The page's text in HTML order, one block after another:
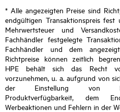
* Alle angezeigten Preise sind
endgültigen Transaktionspreis
Mehrwertsteuer und
Fachhändler festgelegte
Fachhändler und dem
Richtpreise können zeitlich
HPE behält sich das Recht
vorzunehmen, u. a. aufgrund von
der Einstellung von
Produktverfügbarkeit, dem
Werbeaktionen und Fehlern in der